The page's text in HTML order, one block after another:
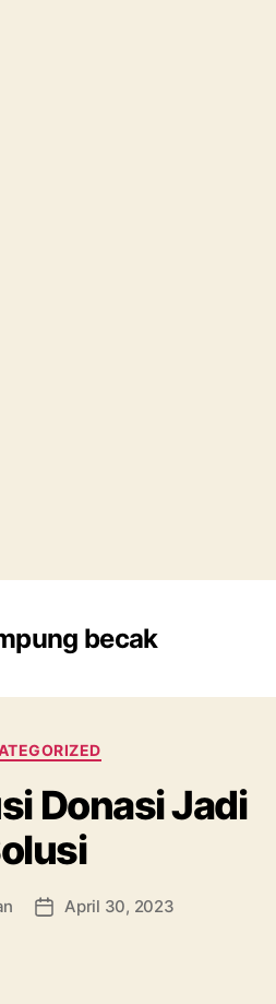
becak
Categories
Donasi Jadi
PostApril 30, 2023